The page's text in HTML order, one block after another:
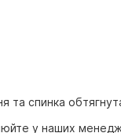
та спинка
у наших